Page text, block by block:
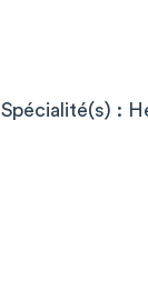
Spécialité(s) :